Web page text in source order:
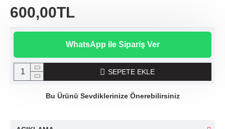
600,00TL
WhatsApp ile Sipariş Ver
SEPETE EKLE
Bu Ürünü Sevdiklerinize Önerebilirsiniz